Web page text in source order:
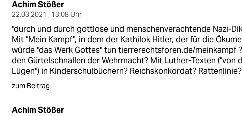
Achim Stößer
22.03.2021 , 13:08 Uhr
"durch und durch gottlose und menschenverachtende Nazi-
Mit "Mein Kampf", in dem der Kathilok Hitler, der für die
würde "das Werk Gottes" tun tierrerechtsforen.de/meinkampf
den Gürtelschnallen der Wehrmacht? Mit Luther-Texten ("von
Lügen") in Kinderschulbüchern? Reichskonkordat? Rattenlinie?
zum Beitrag
Achim Stößer